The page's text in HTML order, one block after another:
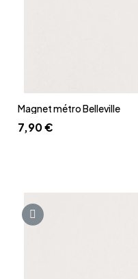
Magnet métro Belleville
7,90 €